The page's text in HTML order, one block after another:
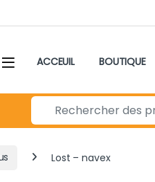
ACCEUIL BOUTIQUE
Search for:
Lost – navex